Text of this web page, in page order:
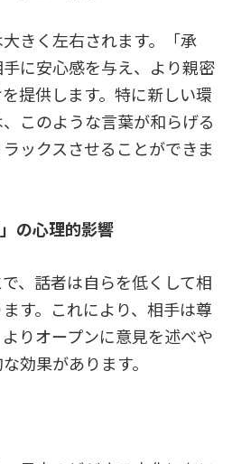
きく左右されます。「承
に安心感を与え、より親密
提供します。特に新しい環
このような言葉が和らげる
ックスさせることができま
の心理的影響
、話者は自らを低くして相
す。これにより、相手は尊
りオープンに意見を述べや
効果があります。